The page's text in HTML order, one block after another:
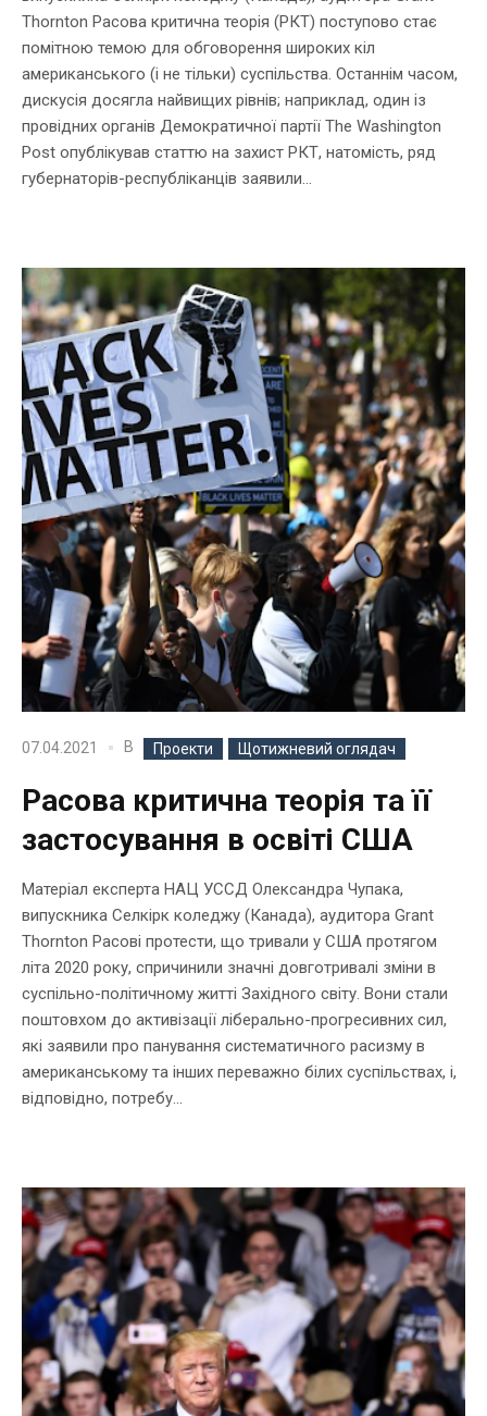
Thornton Расова критична теорія (РКТ) поступово стає
помітною темою для обговорення широких кіл
американського (і не тільки) суспільства. Останнім часом,
дискусія досягла найвищих рівнів; наприклад, один із
провідних органів Демократичної партії The Washington
Post опублікував статтю на захист РКТ, натомість, ряд
губернаторів-республіканців заявили...
07.04.2021 В Проекти Щотижневий оглядач
Расова критична теорія та її
застосування в освіті США
Матеріал експерта НАЦ УССД Олександра Чупака,
випускника Селкірк коледжу (Канада), аудитора Grant
Thornton Расові протести, що тривали у США протягом
літа 2020 року, спричинили значні довготривалі зміни в
суспільно-політичному житті Західного світу. Вони стали
поштовхом до активізації ліберально-прогресивних сил,
які заявили про панування систематичного расизму в
американському та інших переважно білих суспільствах, і,
відповідно, потребу...